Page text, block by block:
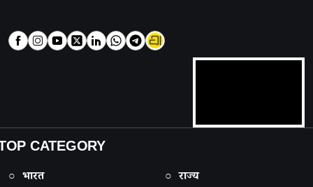
CATEGORY
○ भारत
○ राज्य